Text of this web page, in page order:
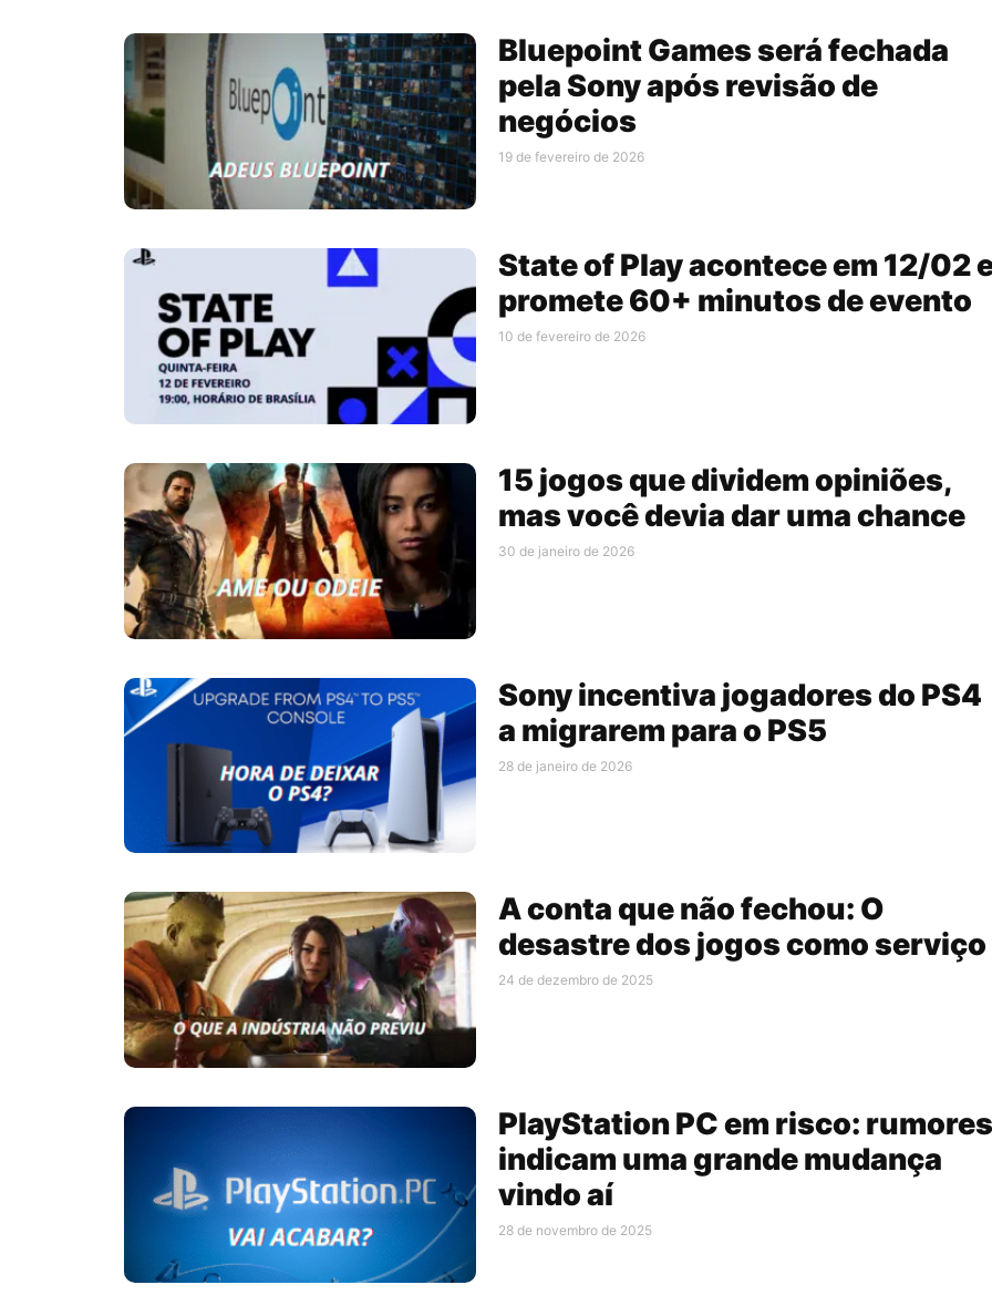
Bluepoint Games será fechada
pela Sony após revisão de
negócios
19 de fevereiro de 2026
State of Play acontece em 12/02
promete 60+ minutos de evento
10 de fevereiro de 2026
15 jogos que dividem opiniões,
mas você devia dar uma chance
30 de janeiro de 2026
Sony incentiva jogadores do PS4
a migrarem para o PS5
28 de janeiro de 2026
A conta que não fechou: O
desastre dos jogos como serviço
24 de dezembro de 2025
PlayStation PC em risco: rumores
indicam uma grande mudança
vindo aí
28 de novembro de 2025